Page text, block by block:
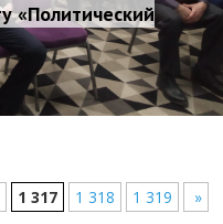
«Политический
1 317 1 318 1 319 »